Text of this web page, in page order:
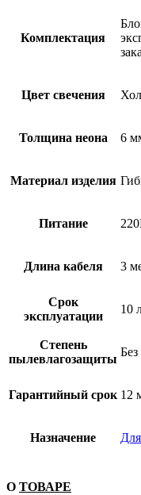
Комплектация
Цвет свечения
Толщина неона 6
Материал изделия
Питание
Длина кабеля 3
Срок
эксплуатации
10
Степень
пылевлагозащиты
Гарантийный срок 12
Назначение
О ТОВАРЕ